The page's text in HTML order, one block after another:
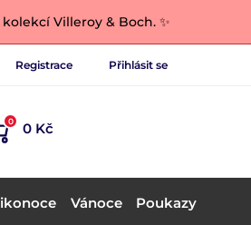
Villeroy & Boch. ✨
Registrace Přihlásit se
0 0 Kč
Vánoce Poukazy